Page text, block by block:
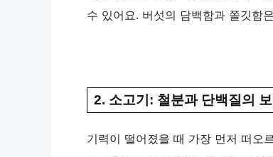
수 있어요. 버섯의 담백함과 쫄깃함
2. 소고기: 철분과 단백질의
기력이 떨어졌을 때 가장 먼저 떠오